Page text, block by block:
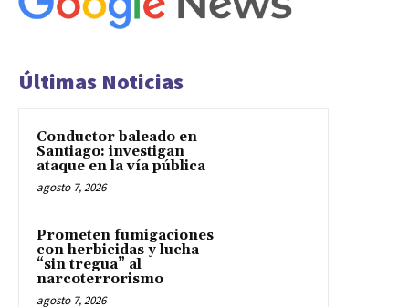
Últimas Noticias
Conductor baleado en
Santiago: investigan
ataque en la vía pública
agosto 7, 2026
Prometen fumigaciones
con herbicidas y lucha
“sin tregua” al
narcoterrorismo
agosto 7, 2026